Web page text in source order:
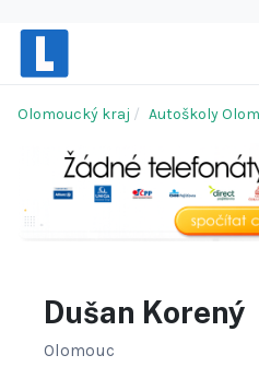
Olomoucký kraj Autoškoly
Dušan Korený
Olomouc